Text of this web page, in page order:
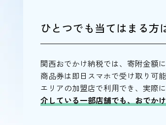
京都の料亭でゆったりと
ひとつでも当てはまる方
関西おでかけ納税では、寄附金額
商品券は即日スマホで受け取り可能
エリアの加盟店で利用でき、実際
介している一部店舗でも、おでか